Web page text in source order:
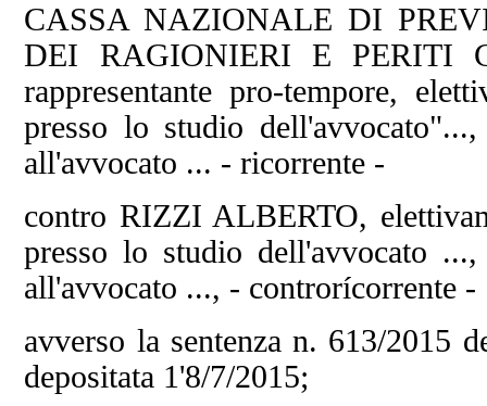
CASSA NAZIONALE DI
DEI RAGIONIERI E PERITI
rappresentante pro-tempore,
presso lo studio
all'avvocato ... - ricorrente -
contro RIZZI ALBERTO,
presso lo studio dell'avvocato
all'avvocato ..., - controrícorrente -
avverso la sentenza n. 613/
depositata 1'8/7/2015;